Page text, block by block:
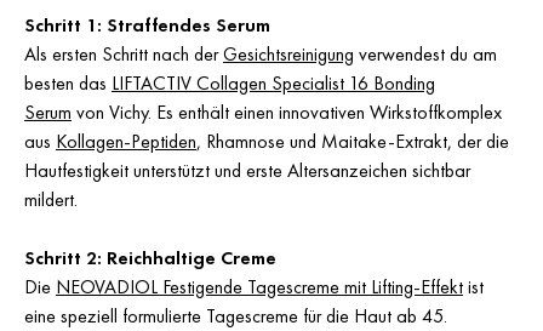
Schritt 1: Straffendes Serum
Als ersten Schritt nach derGesichtsreinigung verwendest du am
besten das LIFTACTIV Collagen Specialist 16 Bonding
Serum von Vichy. Es enthält einen innovativen Wirkstoffkomplex
aus Kollagen-Peptiden, Rhamnose und Maitake-Extrakt, der die
Hautfestigkeit unterstützt und erste Altersanzeichen sichtbar
mildert.
Schritt 2: Reichhaltige Creme
Die NEOVADIOL Festigende Tagescreme mit Lifting-Effektist
eine speziell formulierte Tagescreme für die Haut ab 45.